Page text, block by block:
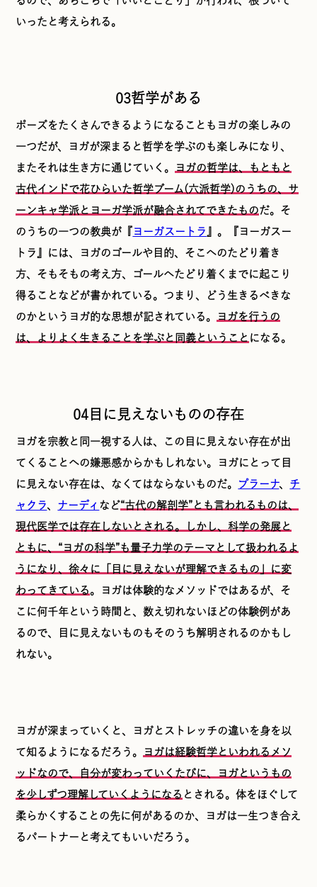
いったと考えられる。
03哲学がある
ポーズをたくさんできるようになることもヨガの楽しみの
一つだが、ヨガが深まると哲学を学ぶのも楽しみになり、
またそれは生き方に通じていく。
ヨガの哲学は、もともと
古代インドで花ひらいた哲学ブーム(六派哲学)のうちの、サ
ーンキャ学派とヨーガ学派が融合されてできたものだ。そ
のうちの一つの教典が『 ヨーガスートラ 』。『ヨーガスー
トラ』には、ヨガのゴールや目的、そこへのたどり着き
方、そもそもの考え方、ゴールへたどり着くまでに起こり
得ることなどが書かれている。つまり、どう生きるべきな
のかというヨガ的な思想が記されている。
ヨガを行うの
は、よりよく生きることを学ぶと同義ということ になる。
04目に見えないものの存在
ヨガを宗教と同一視する人は、この目に見えない存在が出
てくることへの嫌悪感からかもしれない。ヨガにとって目
に見えない存在は、なくてはならないものだ。
プラーナ、 チ
ャクラ、 ナーディ など“古代の解剖学”とも言われるものは、
現代医学では存在しないとされる。しかし、科学の発展と
ともに、“ヨガの科学”も量子力学のテーマとして扱われるよ
うになり、徐々に「目に見えないが理解できるもの」に変
わってきている 。ヨガは体験的なメソッドではあるが、そ
こに何千年という時間と、数え切れないほどの体験例があ
るので、目に見えないものもそのうち解明されるのかもし
れない。
ヨガが深まっていくと、ヨガとストレッチの違いを身を以
て知るようになるだろう。
ヨガは経験哲学といわれるメソ
ッドなので、自分が変わっていくたびに、ヨガというもの
を少しずつ理解していくようになる とされる。体をほぐして
柔らかくすることの先に何があるのか、ヨガは一生つき合え
るパートナーと考えてもいいだろう。